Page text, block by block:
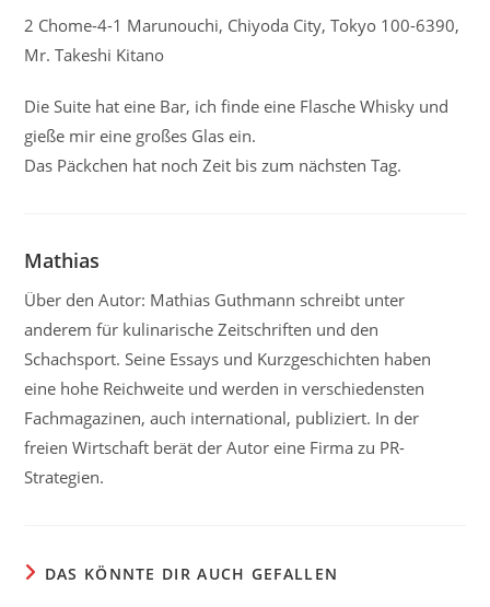
2 Chome-4-1 Marunouchi, Chiyoda City, Tokyo 100-6390,
Mr. Takeshi Kitano
Die Suite hat eine Bar, ich finde eine Flasche Whisky und
gieße mir eine großes Glas ein.
Das Päckchen hat noch Zeit bis zum nächsten Tag.
Mathias
Über den Autor: Mathias Guthmann schreibt unter
anderem für kulinarische Zeitschriften und den
Schachsport. Seine Essays und Kurzgeschichten haben
eine hohe Reichweite und werden in verschiedensten
Fachmagazinen, auch international, publiziert. In der
freien Wirtschaft berät der Autor eine Firma zu PR-
Strategien.
DAS KÖNNTE DIR AUCH GEFALLEN